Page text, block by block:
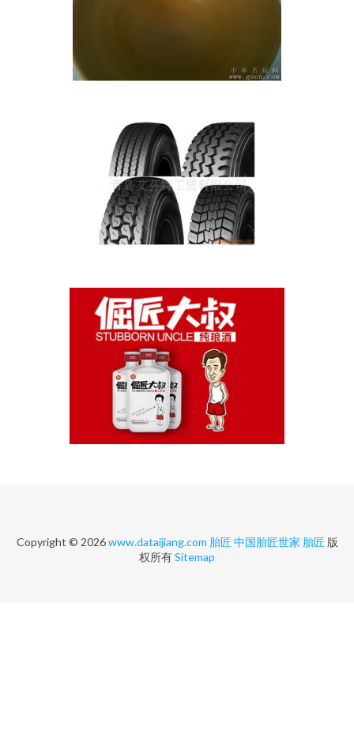
Copyright © 2026www.dataijiang.com 胎匠 中国胎匠世家 胎匠版
权所有Sitemap